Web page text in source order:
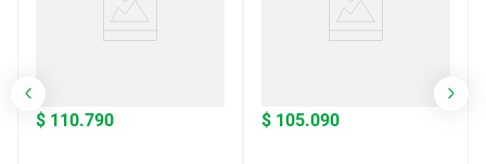
$ 110.790 $ 105.090